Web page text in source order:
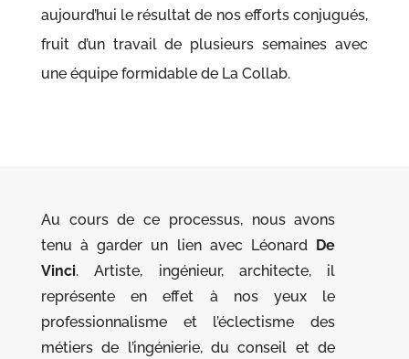
aujourd’hui le résultat de nos efforts conjugués,
fruit d’un travail de plusieurs semaines avec
une équipe formidable de La Collab.
Au cours de ce processus, nous avons
tenu à garder un lien avec Léonard De
Vinci. Artiste, ingénieur, architecte, il
représente en effet à nos yeux le
professionnalisme et l’éclectisme des
métiers de l’ingénierie, du conseil et de